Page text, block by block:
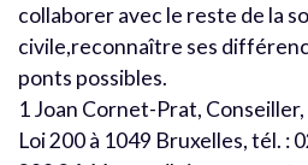
collaborer avec le reste de la
civile,reconnaître ses
ponts possibles.
1 Joan Cornet-Prat, Conseiller,
Loi 200 à 1049 Bruxelles, tél. :